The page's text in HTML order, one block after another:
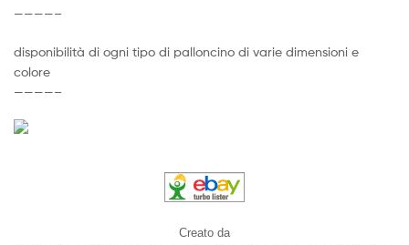
————–
disponibilità di ogni tipo di palloncino di varie dimensioni e
colore
————–
Creato da